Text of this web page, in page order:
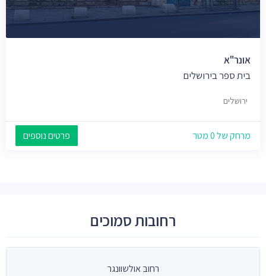
אונר"א
בית ספר בירושלים
ירושלים
מרחק של 0 מטר פרטים נוספים
רחובות סמוכים
רחוב אולשוונגר